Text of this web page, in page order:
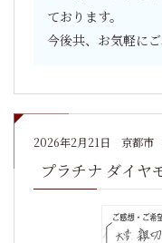
ております。
今後共、お気軽にご
2026年2月21日 京都
プラチナ ダイヤ